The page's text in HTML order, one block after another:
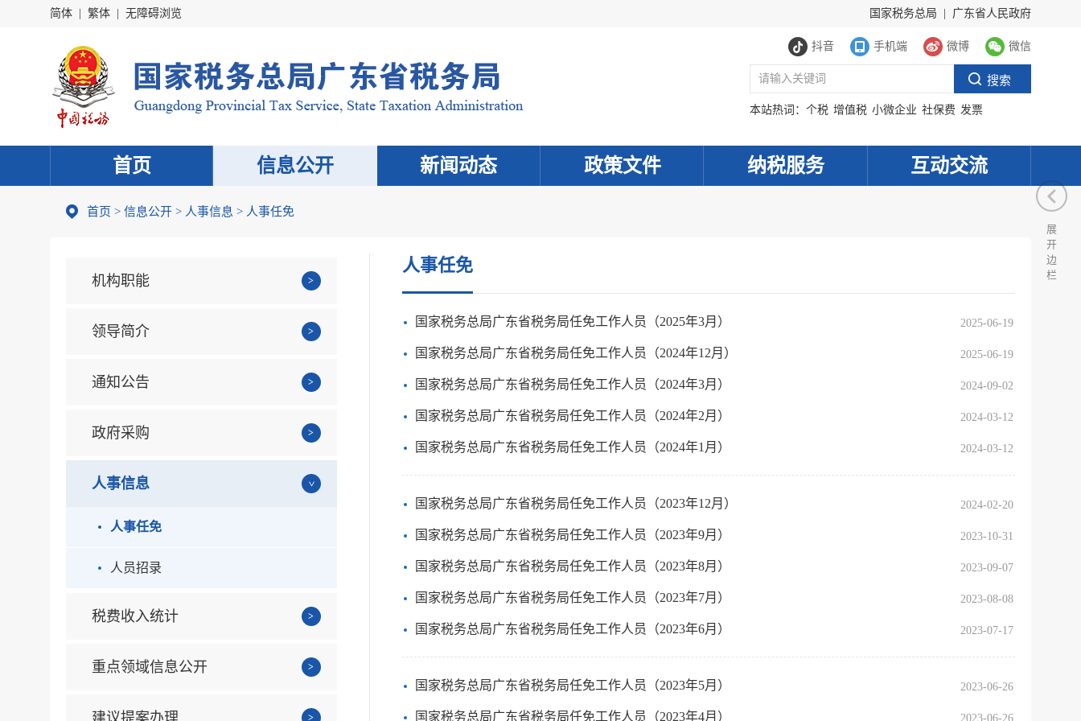
简体 繁体 无障碍浏览 国家税务总局 广东省人民政府
抖音 手机端 微博 微信
本站热词： 个税 增值税 小微企业 社保费 发票
首页 信息公开 新闻动态 政策文件 纳税服务 互动交流
首页 > 信息公开 > 人事信息 > 人事任免
机构职能
领导简介
通知公告
政府采购
人事信息
人事任免
人员招录
税费收入统计
重点领域信息公开
建议提案办理
人事任免
国家税务总局广东省税务局任免工作人员（2025年3月） 2025-06-19
国家税务总局广东省税务局任免工作人员（2024年12月） 2025-06-19
国家税务总局广东省税务局任免工作人员（2024年3月） 2024-09-02
国家税务总局广东省税务局任免工作人员（2024年2月） 2024-03-12
国家税务总局广东省税务局任免工作人员（2024年1月） 2024-03-12
国家税务总局广东省税务局任免工作人员（2023年12月） 2024-02-20
国家税务总局广东省税务局任免工作人员（2023年9月） 2023-10-31
国家税务总局广东省税务局任免工作人员（2023年8月） 2023-09-07
国家税务总局广东省税务局任免工作人员（2023年7月） 2023-08-08
国家税务总局广东省税务局任免工作人员（2023年6月） 2023-07-17
国家税务总局广东省税务局任免工作人员（2023年5月） 2023-06-26
国家税务总局广东省税务局任免工作人员（2023年4月） 2023-06-26
展
开
边
栏